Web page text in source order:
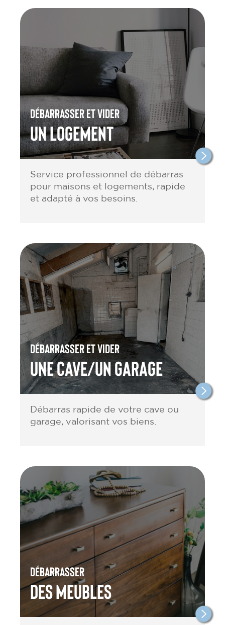
Débarrasser et vider
un Logement
Service professionnel de débarras
pour maisons et logements, rapide
et adapté à vos besoins.
Débarrasser et vider
une cave/un garage
Débarras rapide de votre cave ou
garage, valorisant vos biens.
Débarrasser
des meubles